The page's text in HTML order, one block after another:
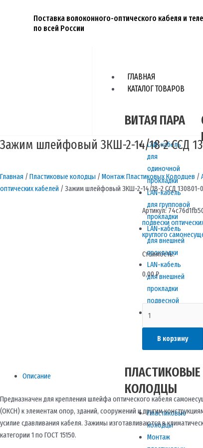
содержимому
Поставка волоконного-оптического кабеля и
по всей России
ГЛАВНАЯ
КАТАЛОГ ТОВАРОВ
ВИТАЯ ПАРА
LAN-кабель
для
одиночной
прокладки
LAN-кабель
для групповой
прокладки
LAN-кабель
для внешней
прокладки
LAN-кабель
для внешней
прокладки
подвесной
LAN-кабель
ПЛАСТИКОВЫЕ
КОЛОДЦЫ
Пластиковые
колодцы
Монтаж
Зажим шлейфовый ЗКШ-2-14/18-2 ССД
Главная / Пластиковые колодцы / Монтаж Пластиковых Колодцев /
оптических кабелей / Зажим шлейфовый ЗКШ-2-14/18-2 ССД 130801-
Артикул:
подвески
круглого
Стоимость:
0,00₽
товара
шлейфовый
14/18-
ССД
130801-
01012
В корзину
Описание
Предназначен для крепления шлейфа оптического кабеля
(ОКСН) к элементам опор, зданий, сооружений и другим
усилие сдавливания кабеля. Зажимы изготавливаются в
категории 1 по ГОСТ 15150.